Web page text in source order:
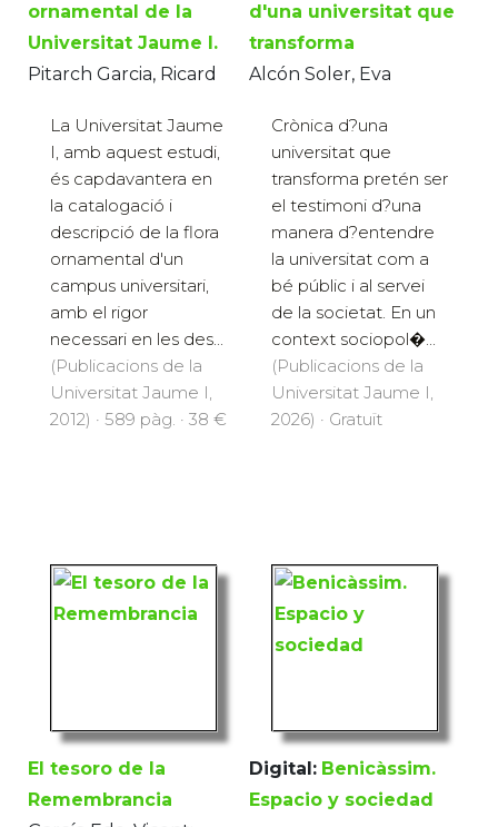
ornamental de la
Universitat Jaume I.
Pitarch Garcia, Ricard
La Universitat Jaume
I, amb aquest estudi,
és capdavantera en
la catalogació i
descripció de la flora
ornamental d'un
campus universitari,
amb el rigor
necessari en les des...
(Publicacions de la
Universitat Jaume I,
2012) · 589 pàg. · 38 €
d'una universitat que
transforma
Alcón Soler, Eva
Crònica d?una
universitat que
transforma pretén ser
el testimoni d?una
manera d?entendre
la universitat com a
bé públic i al servei
de la societat. En un
context sociopol�...
(Publicacions de la
Universitat Jaume I,
2026) · Gratuït
El tesoro de la
Remembrancia
Digital: Benicàssim.
Espacio y sociedad